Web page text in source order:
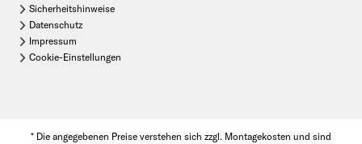
Sicherheitshinweise
Datenschutz
Impressum
Cookie-Einstellungen
* Die angegebenen Preise verstehen sich zzgl. Montagekosten und sind